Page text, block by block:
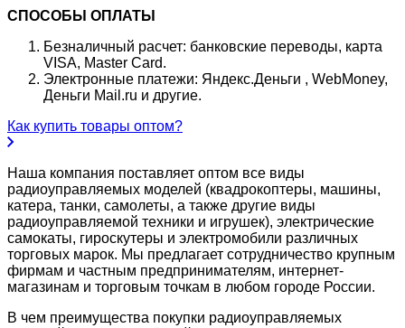
СПОСОБЫ ОПЛАТЫ
Безналичный расчет: банковские переводы, карта
VISA, Master Card.
Электронные платежи: Яндекс.Деньги , WebMoney,
Деньги Mail.ru и другие.
Как купить товары оптом?
Наша компания поставляет оптом все виды
радиоуправляемых моделей (квадрокоптеры, машины,
катера, танки, самолеты, а также другие виды
радиоуправляемой техники и игрушек), электрические
самокаты, гироскутеры и электромобили различных
торговых марок. Мы предлагает сотрудничество крупным
фирмам и частным предпринимателям, интернет-
магазинам и торговым точкам в любом городе России.
В чем преимущества покупки радиоуправляемых